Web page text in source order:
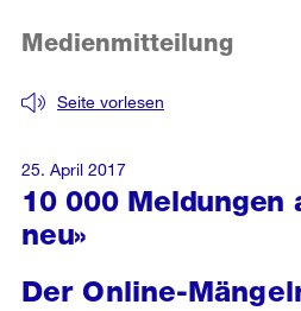
10 000 Meldungen
neu»
Seite vorlesen
Medienmitteilung
Der Online-
25. April 2017